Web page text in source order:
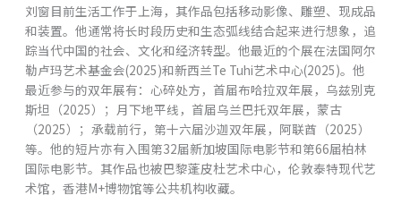
刘窗目前生活工作于上海，其作品包括移动影像、雕塑、现成品
和装置。他通常将长时段历史和生态弧线结合起来进行想象，追
踪当代中国的社会、文化和经济转型。他最近的个展在法国阿尔
勒卢玛艺术基金会(2025)和新西兰Te Tuhi艺术中心(2025)。他
最近参与的双年展有：心碎处方，首届布哈拉双年展，乌兹别克
斯坦（2025）；月下地平线，首届乌兰巴托双年展，蒙古
（2025）；承载前行，第十六届沙迦双年展，阿联酋（2025）
等。他的短片亦有入围第32届新加坡国际电影节和第66届柏林
国际电影节。其作品也被巴黎蓬皮杜艺术中心，伦敦泰特现代艺
术馆，香港M+博物馆等公共机构收藏。